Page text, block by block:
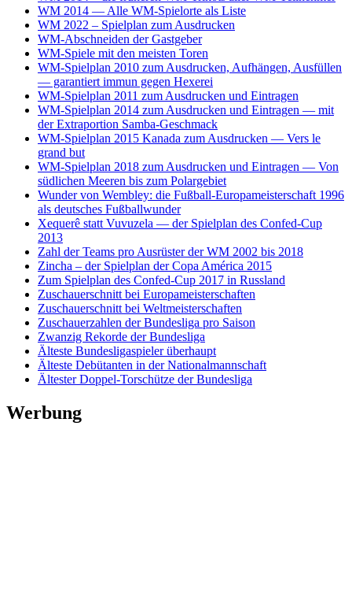
WM 2014 — Alle WM-Spielorte als Liste
WM 2022 – Spielplan zum Ausdrucken
WM-Abschneiden der Gastgeber
WM-Spiele mit den meisten Toren
WM-Spielplan 2010 zum Ausdrucken, Aufhängen, Ausfüllen
— garantiert immun gegen Hexerei
WM-Spielplan 2011 zum Ausdrucken und Eintragen
WM-Spielplan 2014 zum Ausdrucken und Eintragen — mit
der Extraportion Samba-Geschmack
WM-Spielplan 2015 Kanada zum Ausdrucken — Vers le
grand but
WM-Spielplan 2018 zum Ausdrucken und Eintragen — Von
südlichen Meeren bis zum Polargebiet
Wunder von Wembley: die Fußball-Europameisterschaft 1996
als deutsches Fußballwunder
Xequerê statt Vuvuzela — der Spielplan des Confed-Cup
2013
Zahl der Teams pro Ausrüster der WM 2002 bis 2018
Zincha – der Spielplan der Copa América 2015
Zum Spielplan des Confed-Cup 2017 in Russland
Zuschauerschnitt bei Europameisterschaften
Zuschauerschnitt bei Weltmeisterschaften
Zuschauerzahlen der Bundesliga pro Saison
Zwanzig Rekorde der Bundesliga
Älteste Bundesligaspieler überhaupt
Älteste Debütanten in der Nationalmannschaft
Ältester Doppel-Torschütze der Bundesliga
Werbung